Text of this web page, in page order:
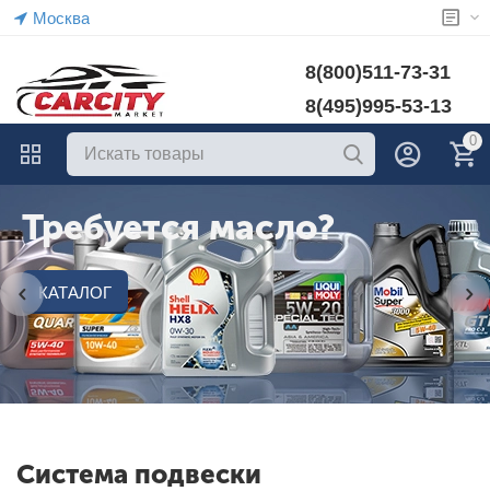
Москва
8(800)511-73-31
8(495)995-53-13
0
Требуется масло?
КАТАЛОГ
Система подвески